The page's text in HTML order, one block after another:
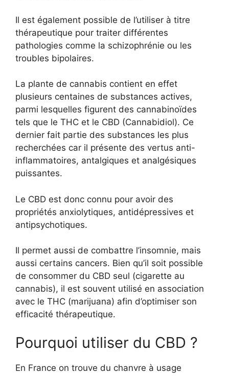
Il est également possible de l’utiliser à titre
thérapeutique pour traiter différentes
pathologies comme la schizophrénie ou les
troubles bipolaires.
La plante de cannabis contient en effet
plusieurs centaines de substances actives,
parmi lesquelles figurent des cannabinoïdes
tels que le THC et le CBD (Cannabidiol). Ce
dernier fait partie des substances les plus
recherchées car il présente des vertus anti-
inflammatoires, antalgiques et analgésiques
puissantes.
Le CBD est donc connu pour avoir des
propriétés anxiolytiques, antidépressives et
antipsychotiques.
Il permet aussi de combattre l’insomnie, mais
aussi certains cancers. Bien qu’il soit possible
de consommer du CBD seul (cigarette au
cannabis), il est souvent utilisé en association
avec le THC (marijuana) afin d’optimiser son
efficacité thérapeutique.
Pourquoi utiliser du CBD ?
En France on trouve du chanvre à usage